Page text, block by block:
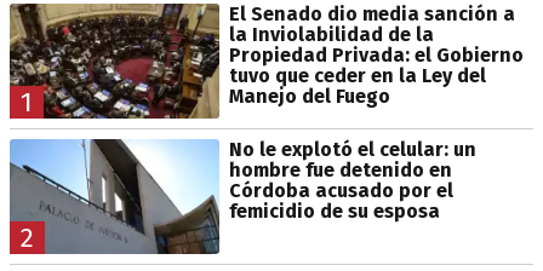
1
El Senado dio media sanción a
la Inviolabilidad de la
Propiedad Privada: el Gobierno
tuvo que ceder en la Ley del
Manejo del Fuego
2
No le explotó el celular: un
hombre fue detenido en
Córdoba acusado por el
femicidio de su esposa